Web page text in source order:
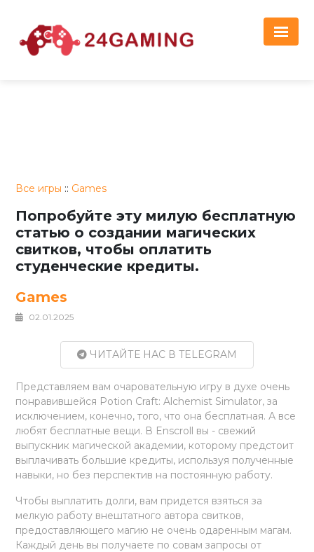
Все игры :: Games
Попробуйте эту милую бесплатную
статью о создании магических
свитков, чтобы оплатить
студенческие кредиты.
Games
02.01.2025
ЧИТАЙТЕ НАС В TELEGRAM
Представляем вам очаровательную игру в духе очень
понравившейся Potion Craft: Alchemist Simulator, за
исключением, конечно, того, что она бесплатная. А все
любят бесплатные вещи. В Enscroll вы - свежий
выпускник магической академии, которому предстоит
выплачивать большие кредиты, используя полученные
навыки, но без перспектив на постоянную работу.
Чтобы выплатить долги, вам придется взяться за
мелкую работу внештатного автора свитков,
предоставляющего магию не очень одаренным магам.
Каждый день вы получаете по совам запросы от